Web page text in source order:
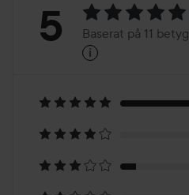
Betyg:
Baserat
på
11
5 Baserat på 11 betyg
i